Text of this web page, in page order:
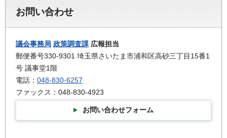
お問い合わせ
議会事務局 政策調査課 広報担当
郵便番号330-9301 埼玉県さいたま市浦和区高砂三丁目15番1
号 議事堂1階
電話： 048-830-6257
ファックス：048-830-4923
お問い合わせフォーム